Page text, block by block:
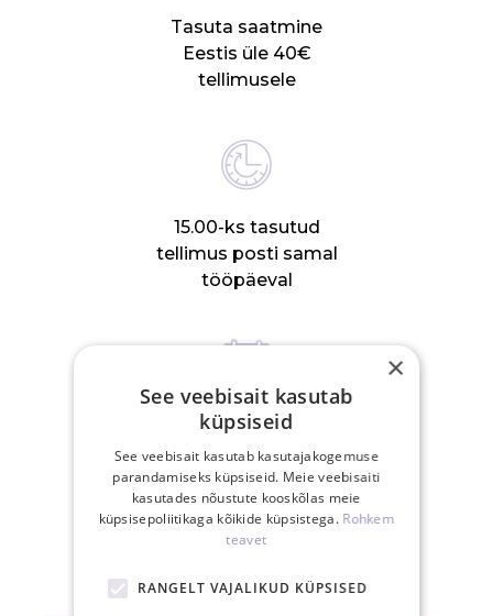
Tasuta saatmine
Eestis üle 40€
tellimusele
15.00-ks tasutud
tellimus posti samal
tööpäeval
30-päevane
tagastusõigus
SEOTUD TOOTED
×
See veebisait kasutab
küpsiseid
See veebisait kasutab kasutajakogemuse
parandamiseks küpsiseid. Meie veebisaiti
kasutades nõustute kooskõlas meie
küpsisepoliitikaga kõikide küpsistega. Rohkem
teavet
RANGELT VAJALIKUD KÜPSISED